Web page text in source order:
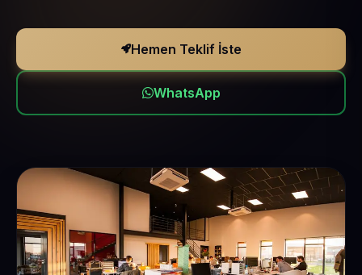
Hemen Teklif İste
WhatsApp